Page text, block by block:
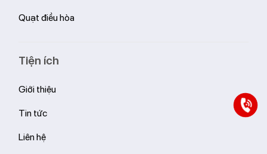
Quạt điều hòa
Tiện ích
Giới thiệu
Tin tức
Liên hệ